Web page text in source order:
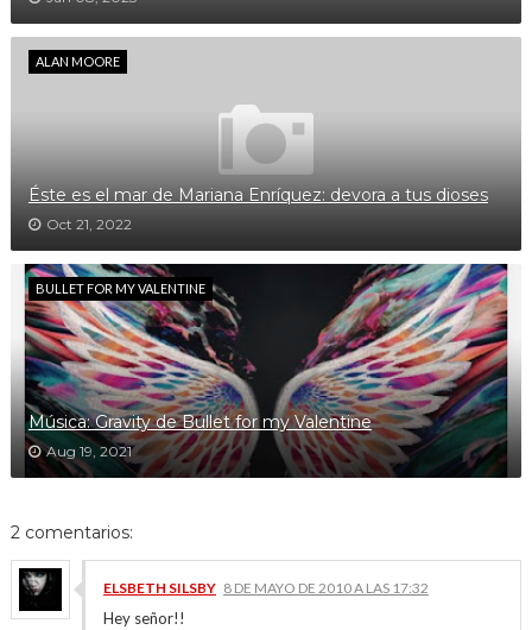
ALAN MOORE
Éste es el mar de Mariana Enríquez: devora a tus dioses
Oct 21, 2022
BULLET FOR MY VALENTINE
Música: Gravity de Bullet for my Valentine
Aug 19, 2021
2 comentarios:
ELSBETH SILSBY 8 DE MAYO DE 2010 A LAS 17:32
Hey señor!!